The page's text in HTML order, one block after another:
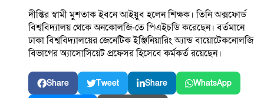
দীপ্তির স্বামী মুশতাক ইবনে আইয়ুব হলেন শিক্ষক। তিনি অক্সফোর্ড
বিশ্ববিদ্যালয় থেকে অনকোলজি-তে পিএইচডি করেছেন। বর্তমানে
ঢাকা বিশ্ববিদ্যালয়ের জেনেটিক ইঞ্জিনিয়ারিং অ্যান্ড বায়োটেকনোলজি
বিভাগের অ্যাসোসিয়েট প্রফেসর হিসেবে কর্মকর্ত রয়েছেন।
Share Tweet Share WhatsApp